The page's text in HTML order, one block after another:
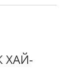
ХАЙ-